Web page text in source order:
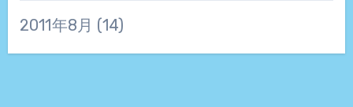
2011年8月 (14)